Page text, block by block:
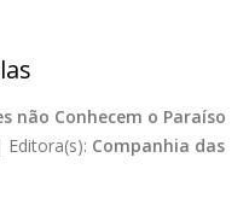
não Conhecem o Paraíso
Editora(s): Companhia das